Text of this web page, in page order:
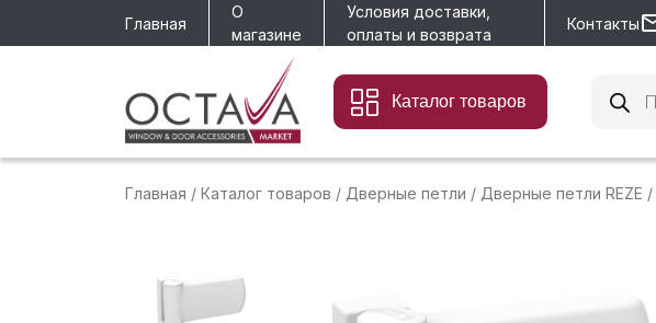
Главная
О
магазине
Условия доставки,
оплаты и возврата
Контакты
Каталог товаров
товаров
Главная / Каталог товаров / Дверные петли / Дверные петли REZE /